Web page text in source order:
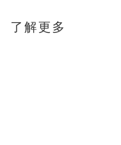
了解更多